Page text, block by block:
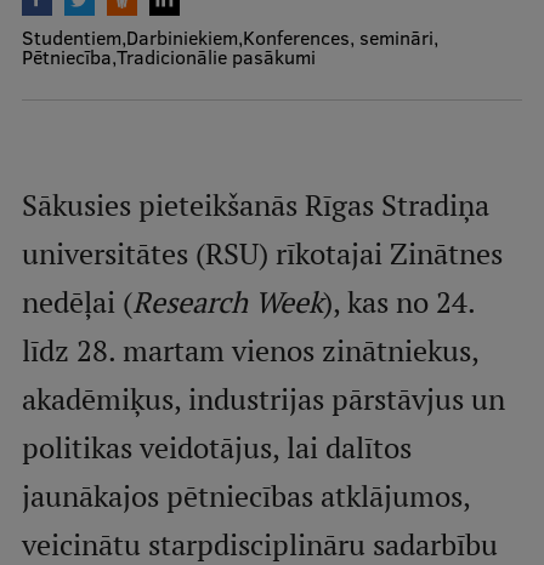
Mūsu cilvēki
Struktūra
Vēsture un tradīcijas
Identitāte
Studentiem Darbiniekiem Konferences, semināri
Pētniecība Tradicionālie pasākumi
Sākusies pieteikšanās Rīgas Stradiņa
universitātes (RSU) rīkotajai Zinātnes
nedēļai (Research Week), kas no 24.
līdz 28. martam vienos zinātniekus,
akadēmiķus, industrijas pārstāvjus un
politikas veidotājus, lai dalītos
jaunākajos pētniecības atklājumos,
veicinātu starpdisciplināru sadarbību